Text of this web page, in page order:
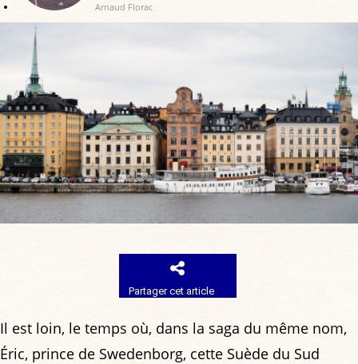
Arnaud Florac
Partager cet article
Il est loin, le temps où, dans la saga du même nom,
Éric, prince de Swedenborg, cette Suède du Sud